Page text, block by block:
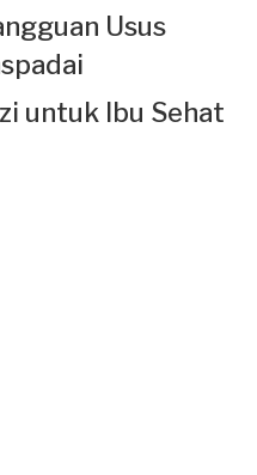
Usus
untuk Ibu Sehat